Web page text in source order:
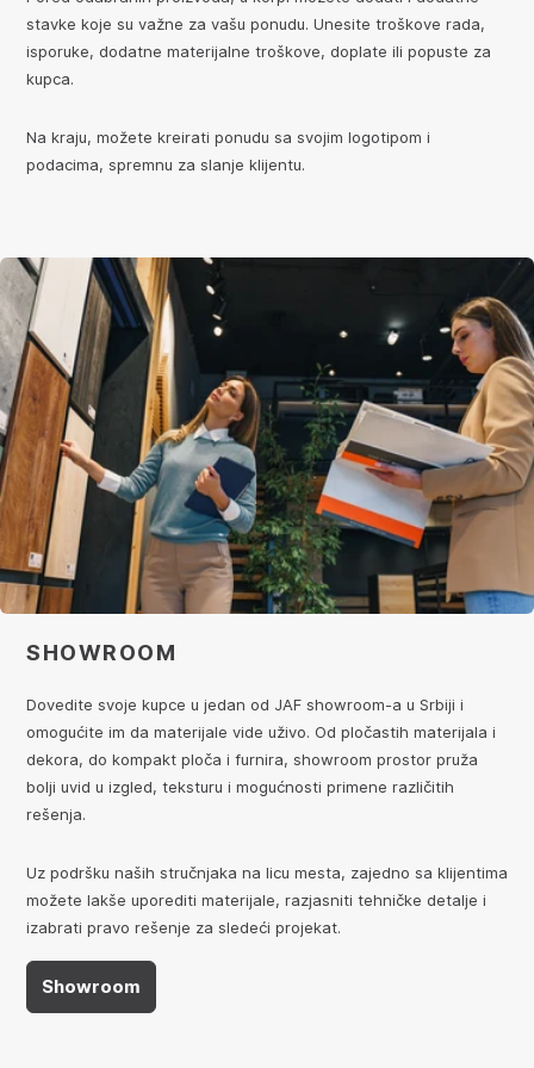
stavke koje su važne za vašu ponudu. Unesite troškove rada,
isporuke, dodatne materijalne troškove, doplate ili popuste za
kupca.
Na kraju, možete kreirati ponudu sa svojim logotipom i
podacima, spremnu za slanje klijentu.
SHOWROOM
Dovedite svoje kupce u jedan od JAF showroom-a u Srbiji i
omogućite im da materijale vide uživo. Od pločastih materijala i
dekora, do kompakt ploča i furnira, showroom prostor pruža
bolji uvid u izgled, teksturu i mogućnosti primene različitih
rešenja.
Uz podršku naših stručnjaka na licu mesta, zajedno sa klijentima
možete lakše uporediti materijale, razjasniti tehničke detalje i
izabrati pravo rešenje za sledeći projekat.
Showroom